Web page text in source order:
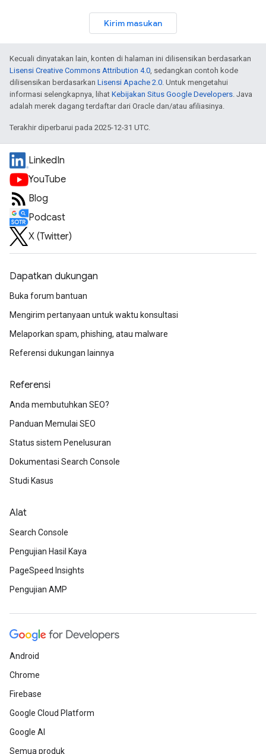
Kirim masukan
Kecuali dinyatakan lain, konten di halaman ini dilisensikan berdasarkan
Lisensi Creative Commons Attribution 4.0, sedangkan contoh kode
dilisensikan berdasarkan Lisensi Apache 2.0. Untuk mengetahui
informasi selengkapnya, lihat Kebijakan Situs Google Developers. Java
adalah merek dagang terdaftar dari Oracle dan/atau afiliasinya.
Terakhir diperbarui pada 2025-12-31 UTC.
LinkedIn
YouTube
Blog
Podcast
X (Twitter)
Dapatkan dukungan
Buka forum bantuan
Mengirim pertanyaan untuk waktu konsultasi
Melaporkan spam, phishing, atau malware
Referensi dukungan lainnya
Referensi
Anda membutuhkan SEO?
Panduan Memulai SEO
Status sistem Penelusuran
Dokumentasi Search Console
Studi Kasus
Alat
Search Console
Pengujian Hasil Kaya
PageSpeed Insights
Pengujian AMP
Android
Chrome
Firebase
Google Cloud Platform
Google AI
Semua produk